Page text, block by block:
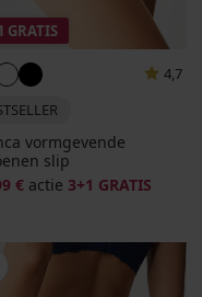
GRATIS
4,7
vormgevende
slip
€ actie 3+1 GRATIS